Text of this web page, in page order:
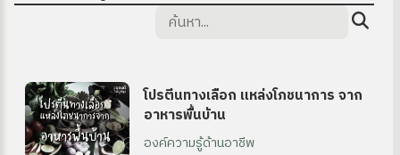
โปรตีนทางเลือก แหล่งโภชนาการ จาก
อาหารพื้นบ้าน
องค์ความรู้ด้านอาชีพ